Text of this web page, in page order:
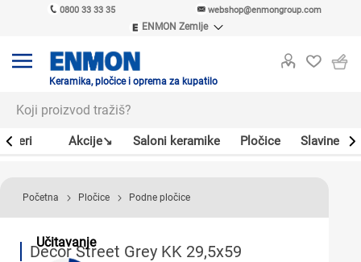
0800 33 33 35 webshop@enmongroup.com
ENMON Zemlje
ENMON MKD
Keramika, pločice i oprema za kupatilo
Akcije↘ Saloni keramike Pločice Slavine
Učitavanje
Početna Pločice Podne pločice
Decor Street Grey KK 29,5x59